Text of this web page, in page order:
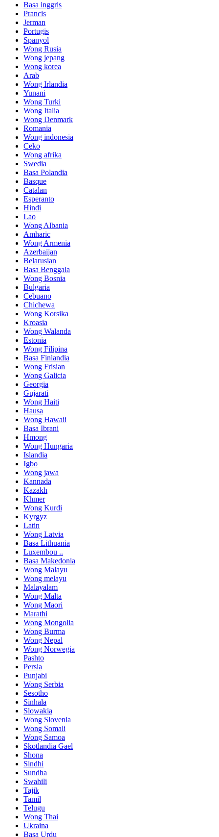
Basa inggris
Prancis
Jerman
Portugis
Spanyol
Wong Rusia
Wong jepang
Wong korea
Arab
Wong Irlandia
Yunani
Wong Turki
Wong Italia
Wong Denmark
Romania
Wong indonesia
Ceko
Wong afrika
Swedia
Basa Polandia
Basque
Catalan
Esperanto
Hindi
Lao
Wong Albania
Amharic
Wong Armenia
Azerbaijan
Belarusian
Basa Benggala
Wong Bosnia
Bulgaria
Cebuano
Chichewa
Wong Korsika
Kroasia
Wong Walanda
Estonia
Wong Filipina
Basa Finlandia
Wong Frisian
Wong Galicia
Georgia
Gujarati
Wong Haiti
Hausa
Wong Hawaii
Basa Ibrani
Hmong
Wong Hungaria
Islandia
Igbo
Wong jawa
Kannada
Kazakh
Khmer
Wong Kurdi
Kyrgyz
Latin
Wong Latvia
Basa Lithuania
Luxembou ..
Basa Makedonia
Wong Malayu
Wong melayu
Malayalam
Wong Malta
Wong Maori
Marathi
Wong Mongolia
Wong Burma
Wong Nepal
Wong Norwegia
Pashto
Persia
Punjabi
Wong Serbia
Sesotho
Sinhala
Slowakia
Wong Slovenia
Wong Somali
Wong Samoa
Skotlandia Gael
Shona
Sindhi
Sundha
Swahili
Tajik
Tamil
Telugu
Wong Thai
Ukraina
Basa Urdu